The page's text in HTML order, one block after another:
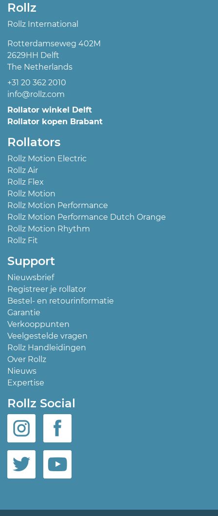
Rollz
Rollz International
Rotterdamseweg 402M
2629HH Delft
The Netherlands
+31 20 362 2010
info@rollz.com
Rollator winkel Delft
Rollator kopen Brabant
Rollators
Rollz Motion Electric
Rollz Air
Rollz Flex
Rollz Motion
Rollz Motion Performance
Rollz Motion Performance Dutch Orange
Rollz Motion Rhythm
Rollz Fit
Support
Nieuwsbrief
Registreer je rollator
Bestel- en retourinformatie
Garantie
Verkooppunten
Veelgestelde vragen
Rollz Handleidingen
Over Rollz
Nieuws
Expertise
Rollz Social